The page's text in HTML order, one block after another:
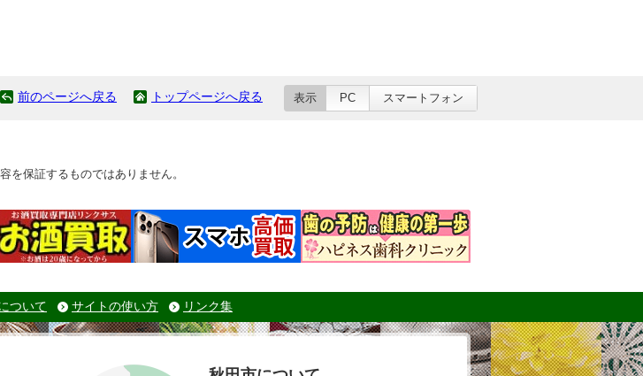
前のページへ戻る トップページへ戻る 表示 PC スマートフォン
を保証するものではありません。
ついて サイトの使い方 リンク集